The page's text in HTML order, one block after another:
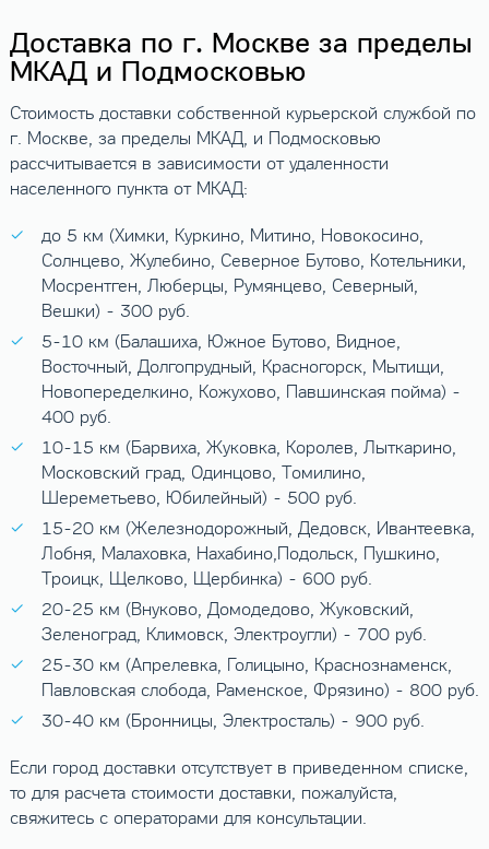
Доставка по г. Москве за пределы
МКАД и Подмосковью
Стоимость доставки собственной курьерской службой по
г. Москве, за пределы МКАД, и Подмосковью
рассчитывается в зависимости от удаленности
населенного пункта от МКАД:
до 5 км (Химки, Куркино, Митино, Новокосино,
Солнцево, Жулебино, Северное Бутово, Котельники,
Мосрентген, Люберцы, Румянцево, Северный,
Вешки) - 300 руб.
5-10 км (Балашиха, Южное Бутово, Видное,
Восточный, Долгопрудный, Красногорск, Мытищи,
Новопеределкино, Кожухово, Павшинская пойма) -
400 руб.
10-15 км (Барвиха, Жуковка, Королев, Лыткарино,
Московский град, Одинцово, Томилино,
Шереметьево, Юбилейный) - 500 руб.
15-20 км (Железнодорожный, Дедовск, Ивантеевка,
Лобня, Малаховка, Нахабино,Подольск, Пушкино,
Троицк, Щелково, Щербинка) - 600 руб.
20-25 км (Внуково, Домодедово, Жуковский,
Зеленоград, Климовск, Электроугли) - 700 руб.
25-30 км (Апрелевка, Голицыно, Краснознаменск,
Павловская слобода, Раменское, Фрязино) - 800 руб.
30-40 км (Бронницы, Электросталь) - 900 руб.
Если город доставки отсутствует в приведенном списке,
то для расчета стоимости доставки, пожалуйста,
свяжитесь с операторами для консультации.